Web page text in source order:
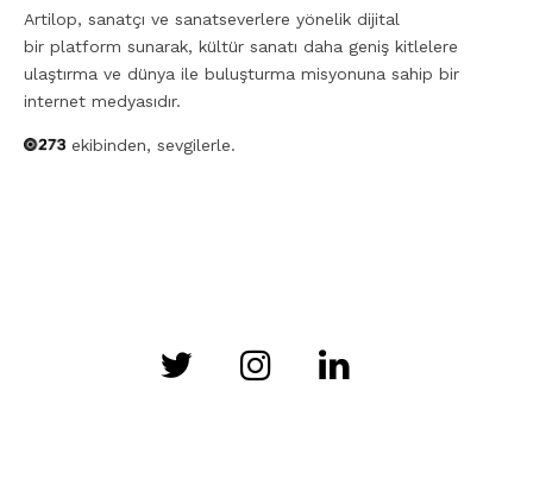
Artilop, sanatçı ve sanatseverlere yönelik dijital
bir platform sunarak, kültür sanatı daha geniş kitlelere
ulaştırma ve dünya ile buluşturma misyonuna sahip bir
internet medyasıdır.
ekibinden, sevgilerle.